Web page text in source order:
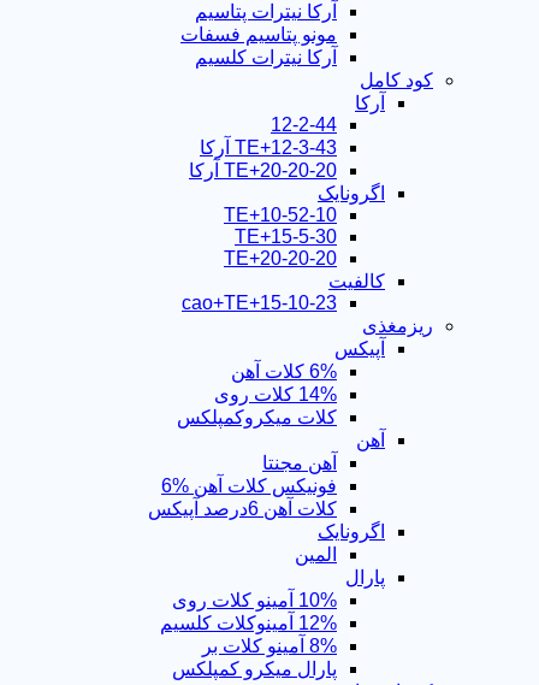
آرکا نیترات پتاسیم
مونو پتاسیم فسفات
آرکا نیترات کلسیم
کود کامل
آرکا
12-2-44
12-3-43+TE آرکا
20-20-20+TE آرکا
اگرونایک
10-52-10+TE
15-5-30+TE
TE+20-20-20
کالفیت
15-10-23+cao+TE
ریزمغذی
آپیکس
6% کلات آهن
14% کلات روی
کلات میکروکمپلکس
آهن
آهن مجنتا
فونیکس کلات آهن %6
کلات آهن 6درصد آپیکس
اگرونایک
المین
پارال
10% آمینو کلات روی
12% آمینوکلات کلسیم
8% آمینو کلات بر
پارال میکرو کمپلکس